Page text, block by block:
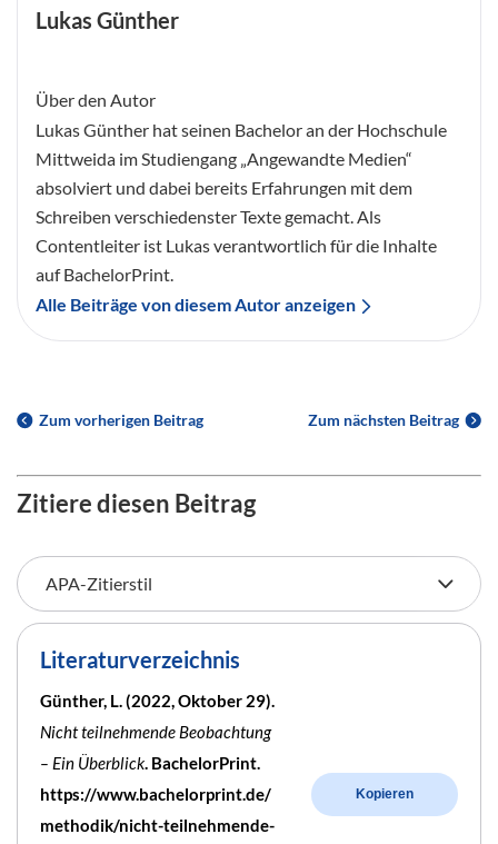
Lukas Günther
Über den Autor
Lukas Günther hat seinen Bachelor an der Hochschule
Mittweida im Studiengang „Angewandte Medien“
absolviert und dabei bereits Erfahrungen mit dem
Schreiben verschiedenster Texte gemacht. Als
Contentleiter ist Lukas verantwortlich für die Inhalte
auf BachelorPrint.
Alle Beiträge von diesem Autor anzeigen
Zum vorherigen Beitrag Zum nächsten Beitrag
Zitiere diesen Beitrag
Literaturverzeichnis
Günther, L. (2022, Oktober 29).
Nicht teilnehmende Beobachtung
– Ein Überblick. BachelorPrint.
https://www.bachelorprint.de/
methodik/nicht-teilnehmende-
Kopieren